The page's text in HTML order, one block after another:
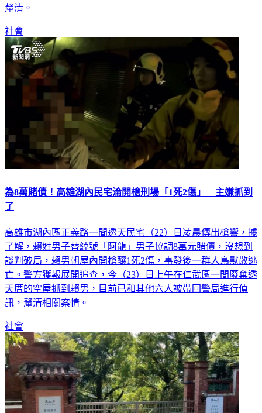
即趕往現場處理，雙方酒測值皆為0，至於詳細肇事原因尚待
社會
為8萬賭債！高雄湖內民宅淪開槍刑場「1死2傷」 主嫌抓到
高雄市湖內區正義路一間透天民宅（22）日凌晨傳出槍響，據
了解，賴姓男子替綽號「阿龍」男子協調8萬元賭債，沒想到
談判破局，賴男朝屋內開槍釀1死2傷，事發後一群人鳥獸散逃
亡。警方獲報展開追查，今（23）日上午在仁武區一間廢棄透
天厝的空屋抓到賴男，目前已和其他六人被帶回警局進行偵
社會